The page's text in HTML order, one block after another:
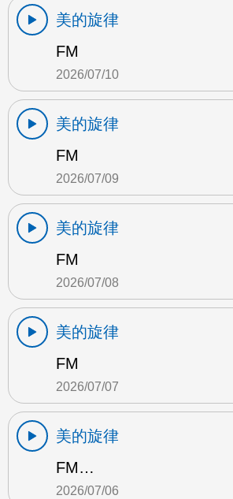
美的旋律
FM
2026/07/10
美的旋律
FM
2026/07/09
美的旋律
FM
2026/07/08
美的旋律
FM
2026/07/07
美的旋律
FM…
2026/07/06